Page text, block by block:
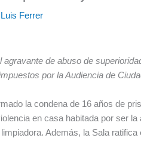
Luis Ferrer
de abuso de
por la Audiencia de
la condena de 16 años de
en casa habitada por ser la
Además, la Sala